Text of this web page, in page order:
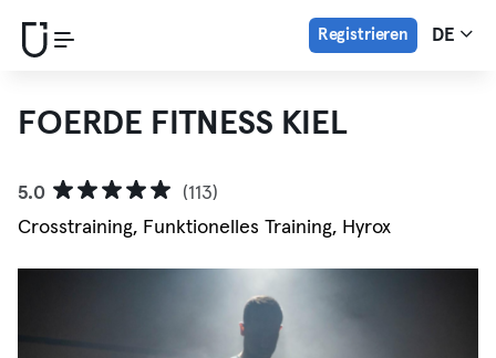
Registrieren DE
FOERDE FITNESS KIEL
5.0
(113)
Crosstraining, Funktionelles Training, Hyrox